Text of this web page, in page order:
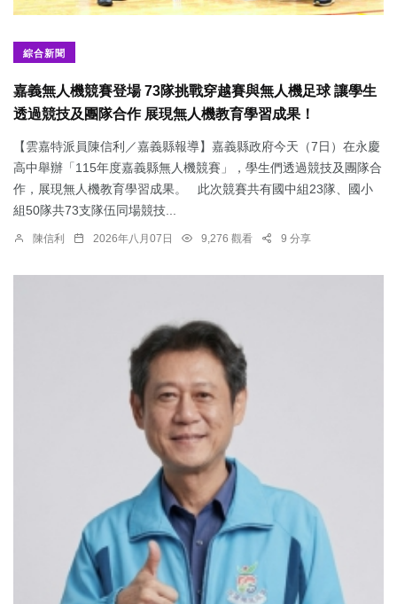
綜合新聞
嘉義無人機競賽登場 73隊挑戰穿越賽與無人機足球 讓學生
透過競技及團隊合作 展現無人機教育學習成果！
【雲嘉特派員陳信利／嘉義縣報導】嘉義縣政府今天（7日）在永慶
高中舉辦「115年度嘉義縣無人機競賽」，學生們透過競技及團隊合
作，展現無人機教育學習成果。 此次競賽共有國中組23隊、國小
組50隊共73支隊伍同場競技...
陳信利 2026年八月07日 9,276 觀看 9 分享